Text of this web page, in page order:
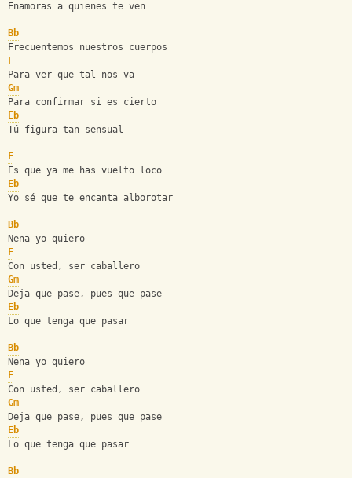
Enamoras a quienes te ven
Bb
Frecuentemos nuestros cuerpos
F
Para ver que tal nos va
Gm
Para confirmar si es cierto
Eb
Tú figura tan sensual
F
Es que ya me has vuelto loco
Eb
Yo sé que te encanta alborotar
Bb
Nena yo quiero
F
Con usted, ser caballero
Gm
Deja que pase, pues que pase
Eb
Lo que tenga que pasar
Bb
Nena yo quiero
F
Con usted, ser caballero
Gm
Deja que pase, pues que pase
Eb
Lo que tenga que pasar
Bb